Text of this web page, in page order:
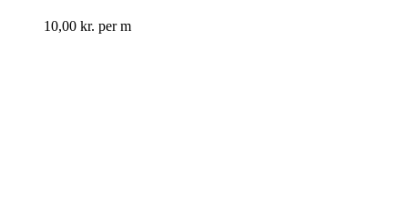
10,00 kr. per m